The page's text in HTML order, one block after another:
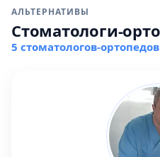
АЛЬТЕРНАТИВЫ
Стоматологи-
5 стоматологов-